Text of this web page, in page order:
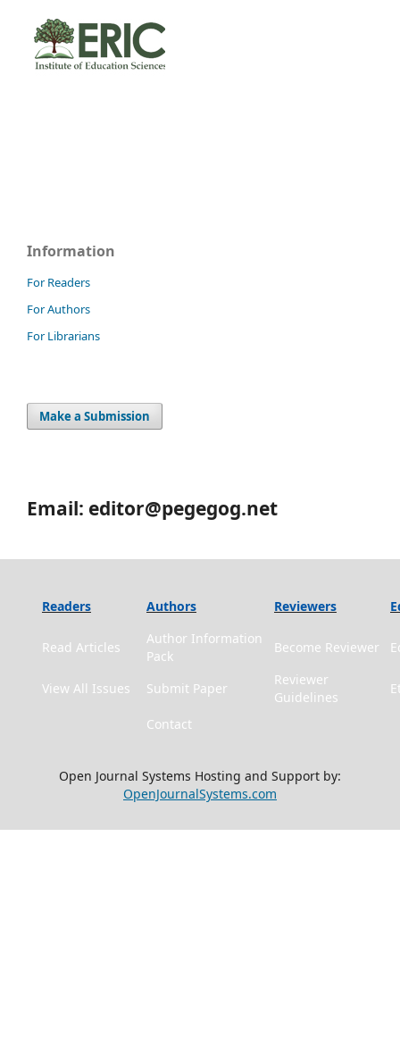
Information
For Readers
For Authors
For Librarians
Make a Submission
Email: editor@pegegog.net
Readers Authors Reviewers
Read Articles
Author Information
Pack
Become Reviewer
View All Issues Submit Paper
Reviewer
Guidelines
Contact
Open Journal Systems Hosting and Support by:
OpenJournalSystems.com